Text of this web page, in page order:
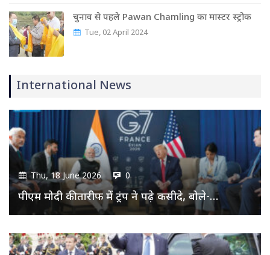
चुनाव से पहले Pawan Chamling का मास्‍टर स्‍ट्रोक
Tue, 02 April 2024
International News
Thu, 18 June 2026 0
पीएम मोदी की तारीफ में ट्रंप ने पढ़े कसीदे, बोले-…